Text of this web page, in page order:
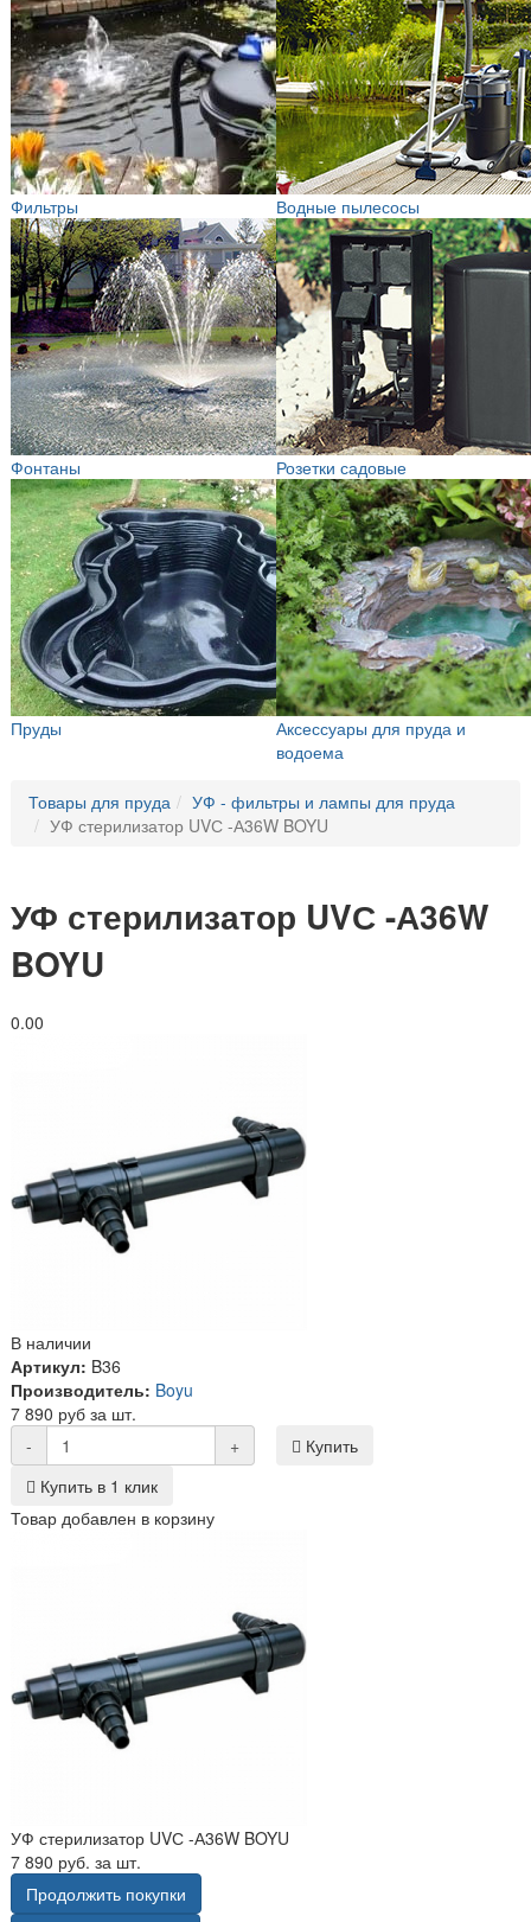
Фильтры Водные пылесосы
Фонтаны Розетки садовые
Пруды
Аксессуары для пруда и
водоема
Товары для пруда
УФ - фильтры и лампы для пруда
УФ стерилизатор UVС -А36W BOYU
УФ стерилизатор UVС -А36W
BOYU
0.00
В наличии
Артикул: B36
Производитель: Boyu
7 890 руб за шт.
-
+
Купить
Купить в 1 клик
Товар добавлен в корзину
УФ стерилизатор UVС -А36W BOYU
7 890 руб. за шт.
Продолжить покупки